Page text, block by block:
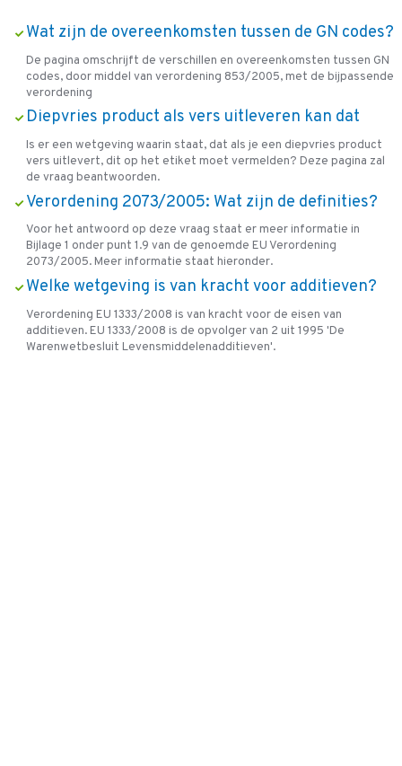
Wat zijn de overeenkomsten tussen de GN codes?
De pagina omschrijft de verschillen en overeenkomsten tussen GN
codes, door middel van verordening 853/2005, met de bijpassende
verordening
Diepvries product als vers uitleveren kan dat
Is er een wetgeving waarin staat, dat als je een diepvries product
vers uitlevert, dit op het etiket moet vermelden? Deze pagina zal
de vraag beantwoorden.
Verordening 2073/2005: Wat zijn de definities?
Voor het antwoord op deze vraag staat er meer informatie in
Bijlage 1 onder punt 1.9 van de genoemde EU Verordening
2073/2005. Meer informatie staat hieronder.
Welke wetgeving is van kracht voor additieven?
Verordening EU 1333/2008 is van kracht voor de eisen van
additieven. EU 1333/2008 is de opvolger van 2 uit 1995 'De
Warenwetbesluit Levensmiddelenadditieven'.